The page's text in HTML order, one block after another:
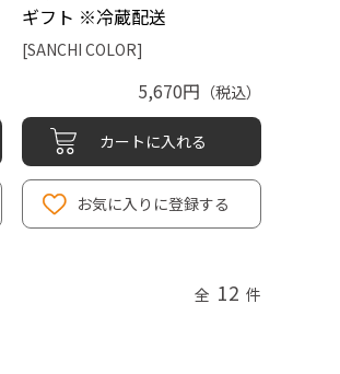
ギフト ※冷蔵配送
[SANCHI COLOR]
5,670円 （税込）
カートに入れる
お気に入りに登録する
全 12 件